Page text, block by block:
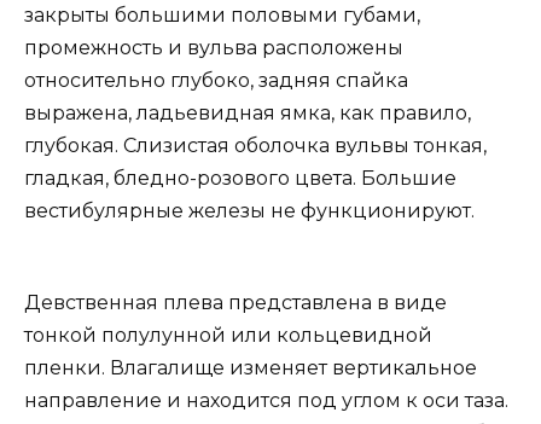
закрыты большими половыми губами,
промежность и вульва расположены
относительно глубоко, задняя спайка
выражена, ладьевидная ямка, как правило,
глубокая. Слизистая оболочка вульвы тонкая,
гладкая, бледно-розового цвета. Большие
вестибулярные железы не функционируют.
Девственная плева представлена в виде
тонкой полулунной или кольцевидной
пленки. Влагалище изменяет вертикальное
направление и находится под углом к оси таза.